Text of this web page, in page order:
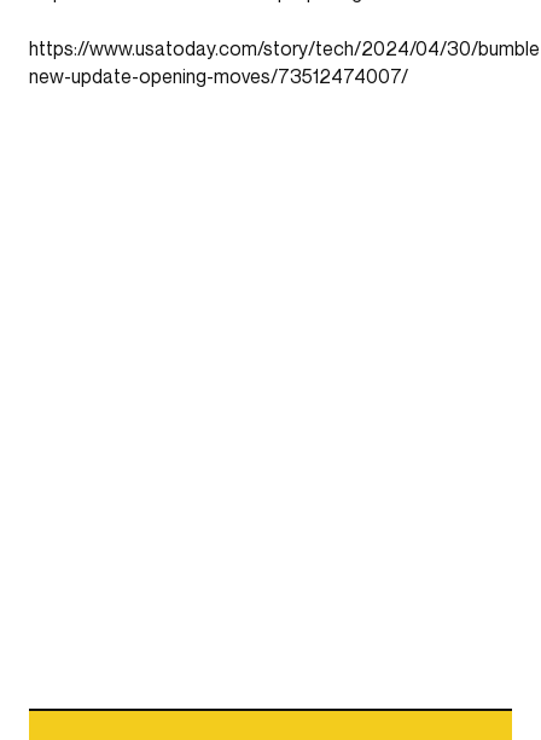
https://www.usatoday.com/story/tech/2024/04/30/
new-update-opening-moves/73512474007/